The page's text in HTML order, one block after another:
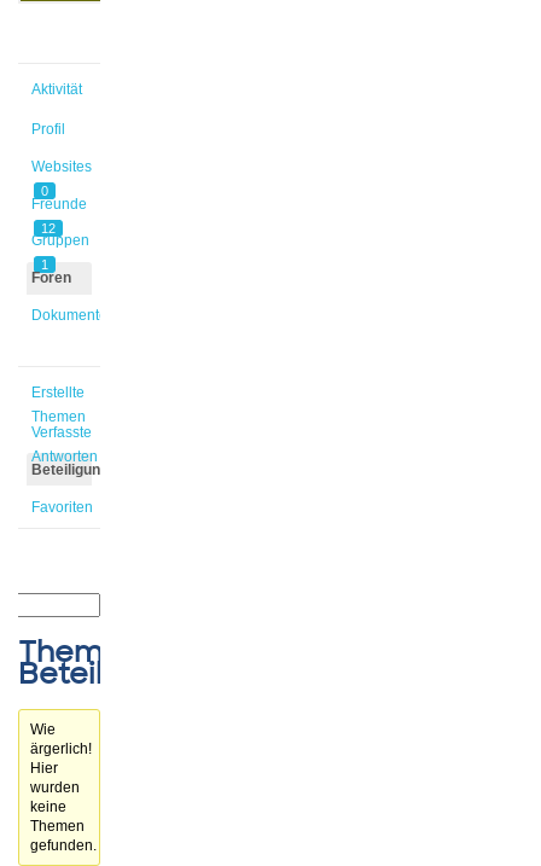
Aktivität
Profil
Websites
0
Freunde
12
Gruppen
1
Foren
Dokumente
Erstellte
Themen
Verfasste
Antworten
Beteiligungen
Favoriten
Themen-
Beteiligungen
Wie
ärgerlich!
Hier
wurden
keine
Themen
gefunden.